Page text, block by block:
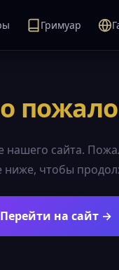
Гримуар
сайта.
ниже, чтобы
Перейти на сайт →